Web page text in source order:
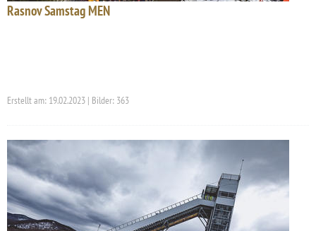
Rasnov Samstag MEN
Erstellt am: 19.02.2023 | Bilder: 363